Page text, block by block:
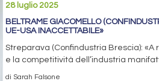
28 luglio 2025
BELTRAME GIACOMELLO
UE-USA INACCETTABILE»
Streparava (Confindustria Brescia): «A
e la competitività dell’industria
di Sarah Falsone